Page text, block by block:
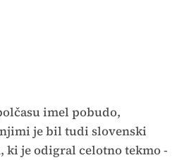
imel pobudo,
je bil tudi slovenski
, ki je odigral celotno tekmo -